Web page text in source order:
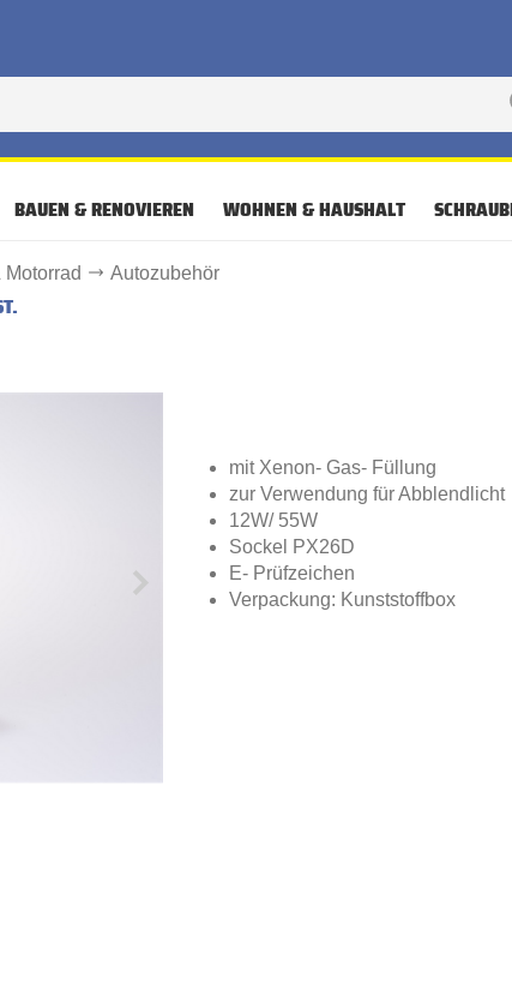
BAUEN & RENOVIEREN WOHNEN & HAUSHALT
Motorrad Autozubehör
mit Xenon- Gas- Füllung
zur Verwendung für Abblendlicht
12W/ 55W
Sockel PX26D
E- Prüfzeichen
Verpackung: Kunststoffbox